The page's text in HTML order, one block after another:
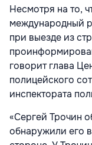
Несмотря на то,
международный
при выезде из
говорит глава
полицейского
инспектората
«Сергей Трочин
обнаружили его